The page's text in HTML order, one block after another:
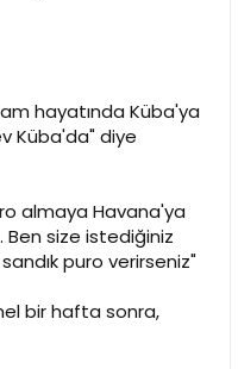
hayatında Küba'ya
Küba'da" diye
almaya Havana'ya
Ben size istediğiniz
puro verirseniz"
bir hafta sonra,